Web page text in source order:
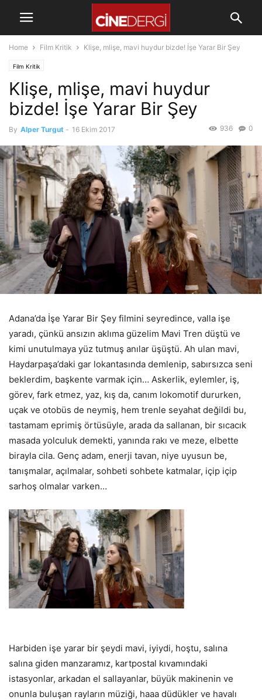
Home Film Kritik Klişe, mlişe, mavi huydur bizde! İşe Yarar Bir Şey
Film Kritik
Klişe, mlişe, mavi huydur
bizde! İşe Yarar Bir Şey
By Alper Turgut - 16 Ekim 2017 0
936
Adana’da İşe Yarar Bir Şey filmini seyredince, valla işe
yaradı, çünkü ansızın aklıma güzelim Mavi Tren düştü ve
kimi unutulmaya yüz tutmuş anılar üşüştü. Ah ulan mavi,
Haydarpaşa’daki gar lokantasında demlenip, sabırsızca seni
beklerdim, başkente varmak için… Askerlik, eylemler, iş,
görev, fark etmez, yaz, kış da, canım lokomotif dururken,
uçak ve otobüs de neymiş, hem trenle seyahat değildi bu,
tastamam eprimiş örtüsüyle, arada da sallanan, bir sıcacık
masada yolculuk demekti, yanında rakı ve meze, elbette
birayla cila. Genç adam, enerji tavan, niye uyusun be,
tanışmalar, açılmalar, sohbeti sohbete katmalar, içip içip
sarhoş olmalar varken…
Harbiden işe yarar bir şeydi mavi, iyiydi, hoştu, salına
salına giden manzaramız, kartpostal kıvamındaki
istasyonlar, arkadan el sallayanlar, büyük makinenin ve
onunla buluşan rayların müziği, haaa düdükler ve havalı